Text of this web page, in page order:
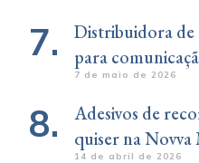
Distribuidora de
para
7 de maio de 2026
Adesivos de
quiser na
14 de abril de 2026